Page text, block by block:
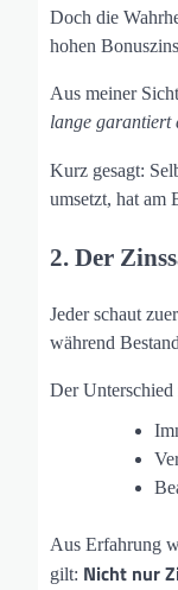
Doch die
hohen
Aus meiner
lange garantiert
Kurz gesagt:
umsetzt, hat am
2. Der
Jeder schaut
während
Der Unterschied
Aus Erfahrung
gilt: Nicht nur